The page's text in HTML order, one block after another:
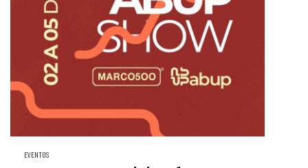
EVENTOS